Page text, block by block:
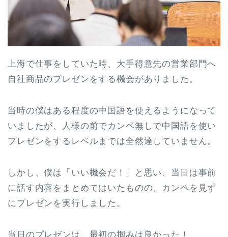
上海で仕事をしていた時、大手得意先の営業部門へ
自社商品のプレゼンをする機会がありました。
当時の僕はある程度の中国語を使えるようになって
いましたが、人様の前でカンペ無しで中国語を使い
プレゼンをするレベルまでは全然達していません。
しかし、僕は「いい機会だ！」と思い、当日は事前
に話す内容をまとめてはいたものの、カンペを見ず
にプレゼンを実行しました。
当日のプレゼンは、最初の掴みは良かった！